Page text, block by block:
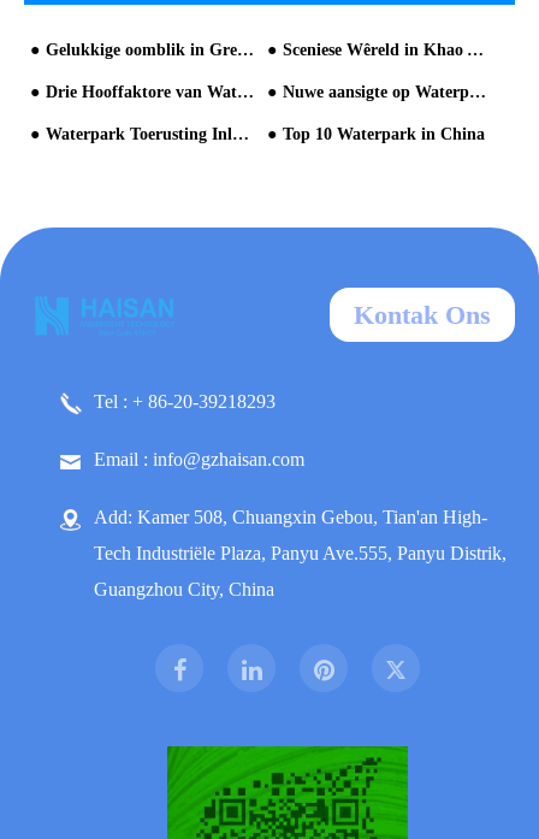
Gelukkige oomblik in Greenery Water Park Kyao Yai Sceniese Wêreld in Khao Yai Thailand
Drie Hooffaktore van Waterpark Belegging Nuwe aansigte op Waterpark Belegging en Konstruksie
Waterpark Toerusting Inleiding en Industriële Standaard Top 10 Waterpark in China
Kontak Ons
Tel : + 86-20-39218293
Email : info@gzhaisan.com
Add: Kamer 508, Chuangxin Gebou, Tian'an High-
Tech Industriële Plaza, Panyu Ave.555, Panyu Distrik,
Guangzhou City, China